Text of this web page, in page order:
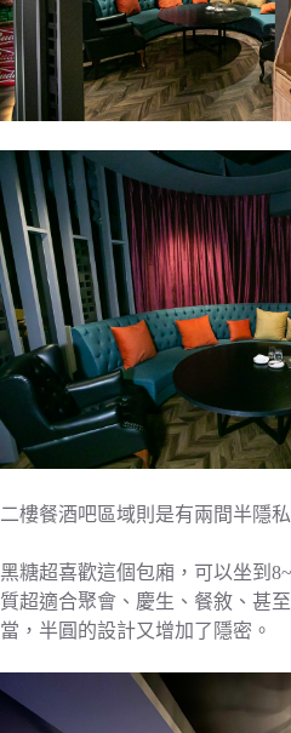
二樓餐酒吧區域則是有兩間半隱
黑糖超喜歡這個包廂，可以坐到
質超適合聚會、慶生、餐敘、甚
當，半圓的設計又增加了隱密。